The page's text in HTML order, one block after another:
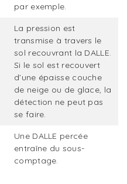
par exemple.
La pression est
transmise à travers le
sol recouvrant la DALLE.
Si le sol est recouvert
d’une épaisse couche
de neige ou de glace, la
détection ne peut pas
se faire.
Une DALLE percée
entraîne du sous-
comptage.